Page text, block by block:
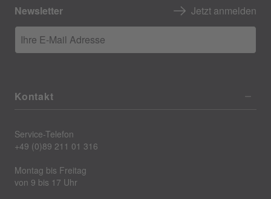
Newsletter Jetzt anmelden
Ihre E-Mail Adresse
Kontakt
Service-Telefon
+49 (0)89 211 01 316
Montag bis Freitag
von 9 bis 17 Uhr